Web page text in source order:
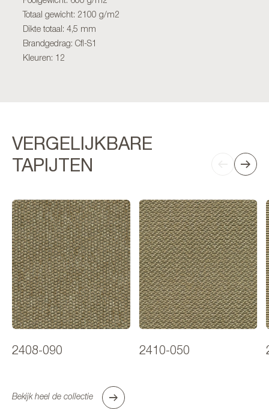
Totaal gewicht: 2100 g/m2
Dikte totaal: 4,5 mm
Brandgedrag: Cfl-S1
Kleuren: 12
VERGELIJKBARE
TAPIJTEN
2408-090 2410-050
Bekijk heel de collectie